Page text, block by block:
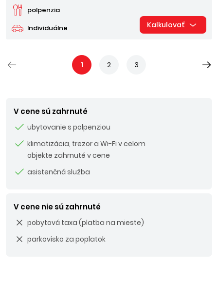
Individuálne
polpenzia
Kalkulovať
1 2 3
V cene sú zahrnuté
ubytovanie s polpenziou
klimatizácia, trezor a Wi-Fi v celom
objekte zahrnuté v cene
asistenčná služba
V cene nie sú zahrnuté
pobytová taxa (platba na mieste)
parkovisko za poplatok